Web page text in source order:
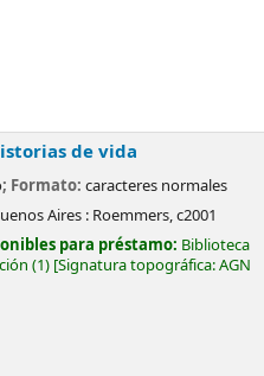
de vida
; Formato: caracteres normales
Aires : Roemmers,c2001
para préstamo: Biblioteca
(1) Signatura topográfica:AGN